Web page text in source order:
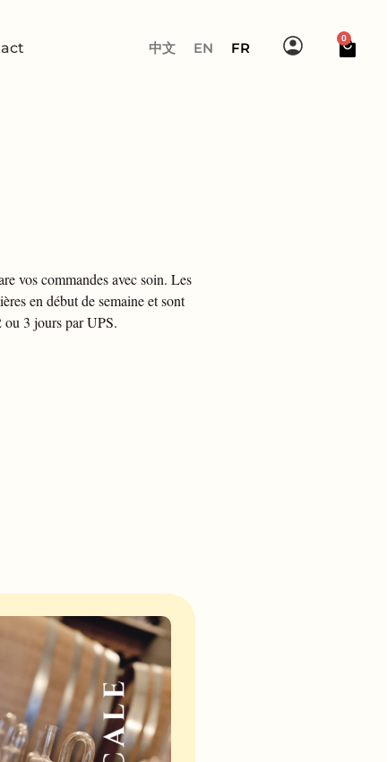
中文 EN FR
0
vos commandes avec soin. Les
en début de semaine et sont
ou 3 jours par UPS.